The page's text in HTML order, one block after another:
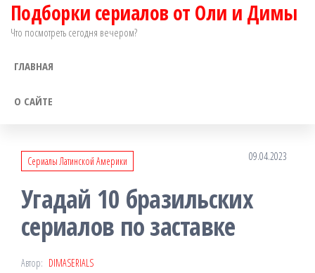
Перейти
Подборки сериалов от Оли и Димы
Что посмотреть сегодня вечером?
ГЛАВНАЯ
О САЙТЕ
Сериалы Латинской Америки 09.04.2023
Угадай 10 бразильских
сериалов по заставке
Автор: DIMASERIALS